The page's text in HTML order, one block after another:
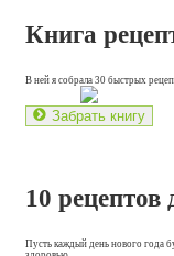
Книга
В ней я собрала 30 быстрых
Забрать книгу
10 рецептов
Пусть каждый день нового года